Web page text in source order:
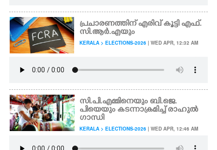
പ്രചാരണത്തിന് എരിവ് കൂട്ടി എഫ്.
സി.ആർ.എയും
KERALA > ELECTIONS-2026 | WED APR, 12:32 AM
സി.പി.എമ്മിനെയും ബി.ജെ.
പിയെയും കടന്നാക്രമിച്ച് രാഹുൽ
ഗാന്ധി
KERALA > ELECTIONS-2026 | WED APR, 12:46 AM